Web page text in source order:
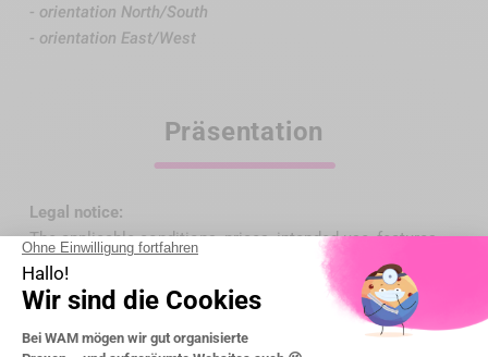
- orientation North/South
- orientation East/West
Präsentation
Legal notice:
The applicable conditions, prices, intended use, features
and regulatory information of the devices are specified on
each product page of the website wamkey.com.
Medical devices intended exclusively for dental healthcare
professionals; not reimbursed by health insurance